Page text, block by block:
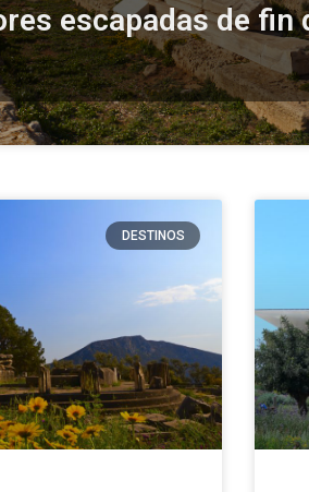
escapadas de fin
DESTINOS